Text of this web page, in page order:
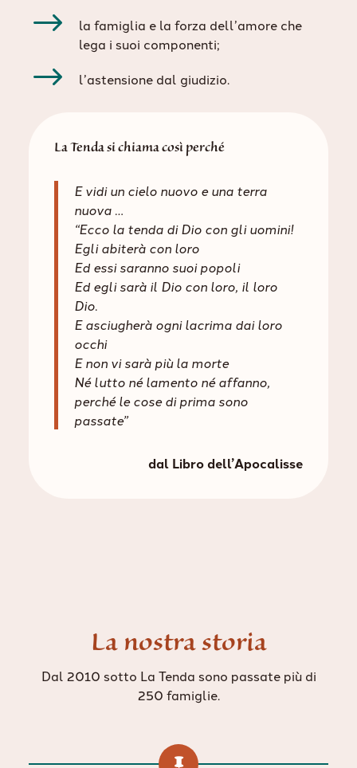
$
la famiglia e la forza dell’amore che
lega i suoi componenti;
$ l’astensione dal giudizio.
La Tenda si chiama così perché
E vidi un cielo nuovo e una terra
nuova …
“Ecco la tenda di Dio con gli uomini!
Egli abiterà con loro
Ed essi saranno suoi popoli
Ed egli sarà il Dio con loro, il loro
Dio.
E asciugherà ogni lacrima dai loro
occhi
E non vi sarà più la morte
Né lutto né lamento né affanno,
perché le cose di prima sono
passate”
dal Libro dell’Apocalisse
La nostra storia
Dal 2010 sotto La Tenda sono passate più di
250 famiglie.
